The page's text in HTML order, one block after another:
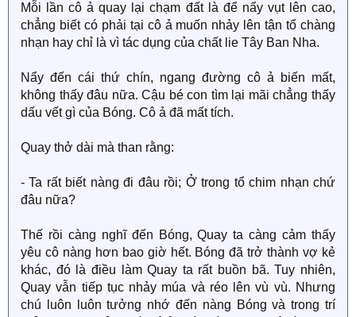
Mỗi lần cô ả quay lại chạm đất là để nẩy vụt lên cao,
chẳng biết có phải tại cô ả muốn nhảy lên tận tổ chàng
nhạn hay chỉ là vì tác dụng của chất lie Tây Ban Nha.
Nẩy đến cái thứ chín, ngang đường cô ả biến mất,
không thấy đâu nữa. Cậu bé con tìm lại mãi chẳng thấy
dấu vết gì của Bóng. Cô ả đã mất tích.
Quay thở dài mà than rằng:
- Ta rất biết nàng đi đâu rồi; Ở trong tổ chim nhạn chứ
đâu nữa?
Thế rồi càng nghĩ đến Bóng, Quay ta càng cảm thấy
yêu cô nàng hơn bao giờ hết. Bóng đã trở thành vợ kẻ
khác, đó là điều làm Quay ta rất buồn bã. Tuy nhiên,
Quay vẫn tiếp tục nhảy múa và réo lên vù vù. Nhưng
chú luôn luôn tưởng nhớ đến nàng Bóng và trong trí